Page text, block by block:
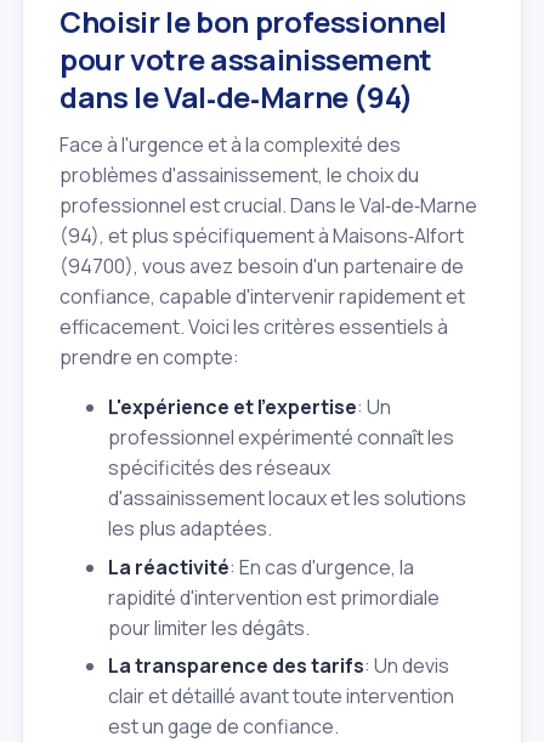
Choisir le bon professionnel
pour votre assainissement
dans le Val‑de‑Marne (94)
Face à l'urgence et à la complexité des
problèmes d'assainissement, le choix du
professionnel est crucial. Dans le Val‑de‑Marne
(94), et plus spécifiquement à Maisons‑Alfort
(94700), vous avez besoin d'un partenaire de
confiance, capable d'intervenir rapidement et
efficacement. Voici les critères essentiels à
prendre en compte:
L'expérience et l'expertise: Un
professionnel expérimenté connaît les
spécificités des réseaux
d'assainissement locaux et les solutions
les plus adaptées.
La réactivité: En cas d'urgence, la
rapidité d'intervention est primordiale
pour limiter les dégâts.
La transparence des tarifs: Un devis
clair et détaillé avant toute intervention
est un gage de confiance.